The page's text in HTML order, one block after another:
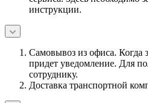
инструкции.
Самовывоз из офиса. Когда
придет уведомление. Для
сотруднику.
Доставка транспортной